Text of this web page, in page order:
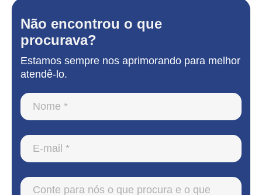
Não encontrou o que
procurava?
Estamos sempre nos aprimorando para melhor
atendê-lo.